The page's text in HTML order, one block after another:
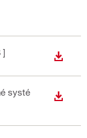
]
systé